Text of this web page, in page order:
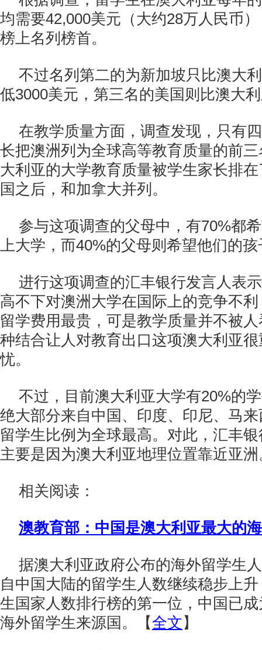
均需要42,000美元（大约28万人民币
榜上名列榜首。
不过名列第二的为新加坡只比澳大
低3000美元，第三名的美国则比澳大
在教学质量方面，调查发现，只有
长把澳洲列为全球高等教育质量的前
大利亚的大学教育质量被学生家长排
国之后，和加拿大并列。
参与这项调查的父母中，有70%都
上大学，而40%的父母则希望他们的
进行这项调查的汇丰银行发言人表
高不下对澳洲大学在国际上的竞争不
留学费用最贵，可是教学质量并不被
种结合让人对教育出口这项澳大利亚
忧。
不过，目前澳大利亚大学有20%的
绝大部分来自中国、印度、印尼、马
留学生比例为全球最高。对此，汇丰
主要是因为澳大利亚地理位置靠近亚洲
相关阅读：
澳教育部：中国是澳大利亚最大的
据澳大利亚政府公布的海外留学生
自中国大陆的留学生人数继续稳步上
生国家人数排行榜的第一位，中国已
海外留学生来源国。【全文 】